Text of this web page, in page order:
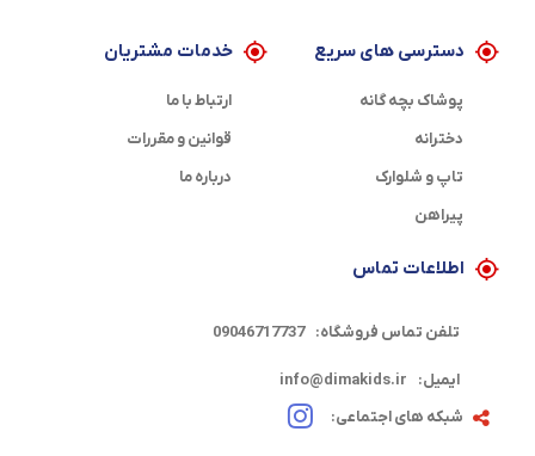
دسترسی های سریع
پوشاک بچه گانه
دخترانه
تاپ و شلوارک
پیراهن
خدمات مشتریان
ارتباط با ما
قوانین و مقررات
درباره ما
اطلاعات تماس
تلفن تماس فروشگاه: 09046717737
ایمیل:
info@dimakids.ir
شبکه های اجتماعی: